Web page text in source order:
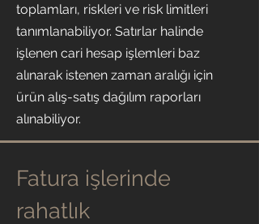
toplamları, riskleri ve risk limitleri
tanımlanabiliyor. Satırlar halinde
işlenen cari hesap işlemleri baz
alınarak istenen zaman aralığı için
ürün alış-satış dağılım raporları
alınabiliyor.
Fatura işlerinde
rahatlık